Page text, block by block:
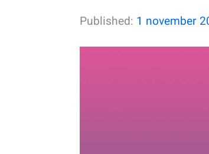
Published: 1 november